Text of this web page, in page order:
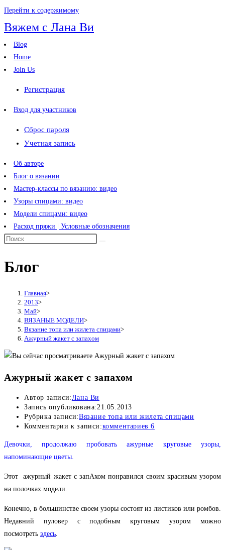
Перейти к содержимому
Вяжем с Лана Ви
Blog
Home
Join Us
Регистрация
Вход для участников
Сброс пароля
Учетная запись
Об авторе
Блог о вязании
Мастер-классы по вязанию: видео
Узоры спицами: видео
Модели спицами: видео
Расход пряжи | Условные обозначения
Блог
Главная>
2013>
Май>
ВЯЗАНЫЕ МОДЕЛИ>
Вязание топа или жилета спицами>
Ажурный жакет с запахом
Ажурный жакет с запахом
Автор записи:Лана Ви
Запись опубликована:21.05.2013
Рубрика записи:Вязание топа или жилета спицами
Комментарии к записи:комментариев 6
Девочки, продолжаю пробовать ажурные круговые узоры,
напоминающие цветы.
Этот ажурный жакет с запАхом понравился своим красивым узором
на полочках модели.
Конечно, в большинстве своем узоры состоят из листиков или ромбов.
Недавний пуловер с подобным круговым узором можно
посмотреть здесь.